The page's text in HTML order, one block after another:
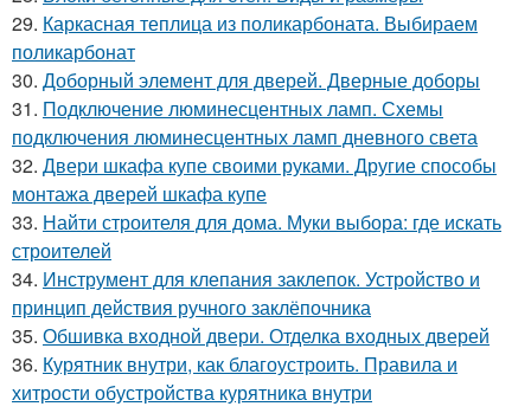
29. Каркасная теплица из поликарбоната. Выбираем
поликарбонат
30. Доборный элемент для дверей. Дверные доборы
31. Подключение люминесцентных ламп. Схемы
подключения люминесцентных ламп дневного света
32. Двери шкафа купе своими руками. Другие способы
монтажа дверей шкафа купе
33. Найти строителя для дома. Муки выбора: где искать
строителей
34. Инструмент для клепания заклепок. Устройство и
принцип действия ручного заклёпочника
35. Обшивка входной двери. Отделка входных дверей
36. Курятник внутри, как благоустроить. Правила и
хитрости обустройства курятника внутри